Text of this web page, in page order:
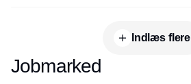
Indlæs flere
Jobmarked